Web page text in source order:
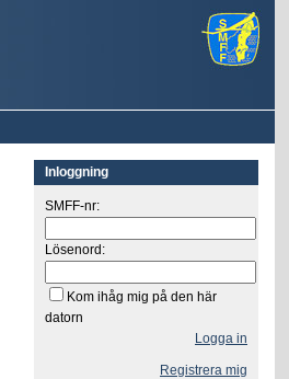
Inloggning
SMFF-nr:
Lösenord:
Kom ihåg mig på den här
datorn
Logga in
Registrera mig